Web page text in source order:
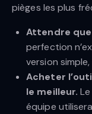
pièges les plus
Attendre
perfection
version
Acheter
le meilleur.
équipe